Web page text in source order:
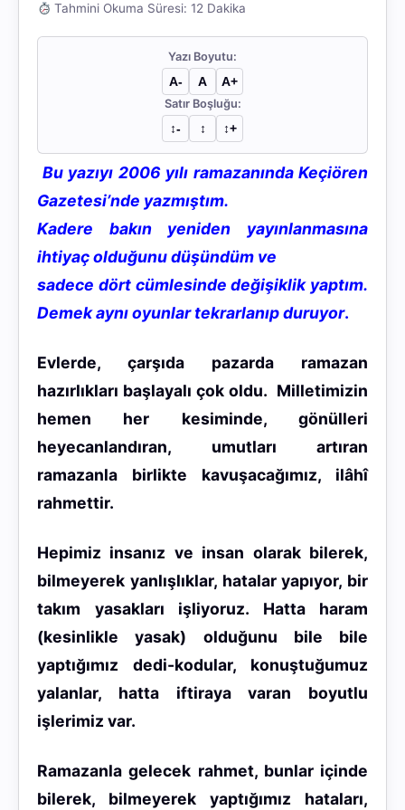
Tahmini Okuma Süresi: 12 Dakika
Yazı Boyutu:
A- A A+
Satır Boşluğu:
↕︎- ↕︎ ↕︎+
Bu yazıyı 2006 yılı ramazanında Keçiören
Gazetesi’nde yazmıştım.
Kadere bakın yeniden yayınlanmasına
ihtiyaç olduğunu düşündüm ve
sadece dört cümlesinde değişiklik yaptım.
Demek aynı oyunlar tekrarlanıp duruyor.
Evlerde, çarşıda pazarda ramazan
hazırlıkları başlayalı çok oldu. Milletimizin
hemen her kesiminde, gönülleri
heyecanlandıran, umutları artıran
ramazanla birlikte kavuşacağımız, ilâhî
rahmettir.
Hepimiz insanız ve insan olarak bilerek,
bilmeyerek yanlışlıklar, hatalar yapıyor, bir
takım yasakları işliyoruz. Hatta haram
(kesinlikle yasak) olduğunu bile bile
yaptığımız dedi-kodular, konuştuğumuz
yalanlar, hatta iftiraya varan boyutlu
işlerimiz var.
Ramazanla gelecek rahmet, bunlar içinde
bilerek, bilmeyerek yaptığımız hataları,